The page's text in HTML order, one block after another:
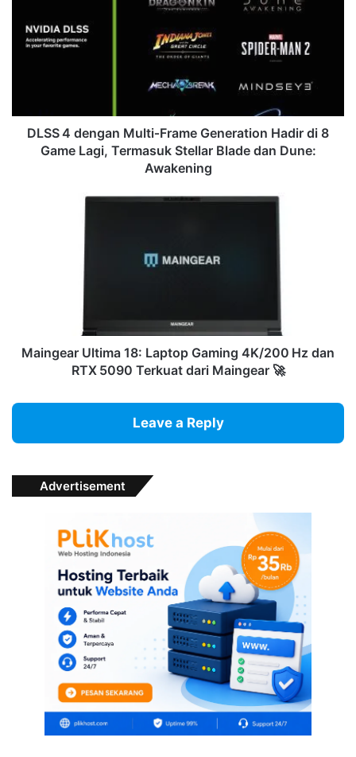
Generation
Hadir
Lagi,
Termasuk
Stellar
DLSS 4 dengan Multi‑Frame Generation Hadir di 8
Game Lagi, Termasuk Stellar Blade dan Dune:
Awakening
Maingear
Maingear Ultima 18: Laptop Gaming 4K/200 Hz dan
RTX 5090 Terkuat dari Maingear 🚀
Leave a Reply
Advertisement